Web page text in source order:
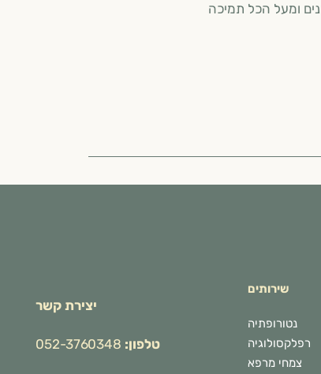
ומעל הכל תמיכה
שירותים
נטורופתיה
רפלקסולוגיה
צמחי מרפא
יצירת קשר
טלפון: